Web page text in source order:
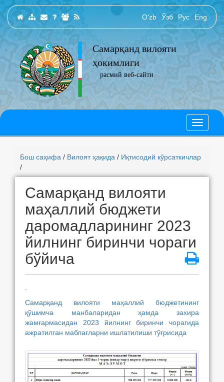
O‘zb Ўзб Рус Eng
Самарқанд вилояти
ҳокимлиги
расмий веб-сайти
Бош саҳифа / Вилоят ҳақида / Иқтисодий кўрсаткичлар
/
Самарқанд вилояти
маҳаллий бюджети
даромадларининг 2023
йилнинг биринчи чораги
бўйича
Самарқанд вилояти маҳаллий бюджетининг
қўшимча манбаларидан ҳамда захира
жамғармасидан 2023 йилнинг биринчи чорагида
ажратилган маблағларни ишлатилиши тўғрисида